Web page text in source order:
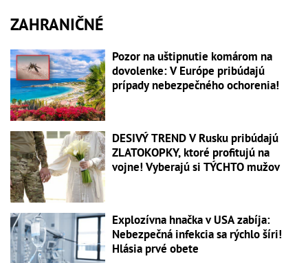
ZAHRANIČNÉ
Pozor na uštipnutie komárom na
dovolenke: V Európe pribúdajú
prípady nebezpečného ochorenia!
DESIVÝ TREND V Rusku pribúdajú
ZLATOKOPKY, ktoré profitujú na
vojne! Vyberajú si TÝCHTO mužov
Explozívna hnačka v USA zabíja:
Nebezpečná infekcia sa rýchlo šíri!
Hlásia prvé obete